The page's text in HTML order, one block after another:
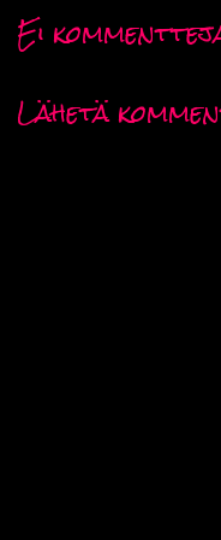
Ei
Lähetä